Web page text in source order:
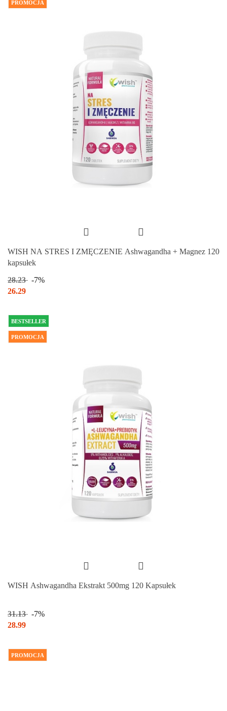
PROMOCJA
WISH NA STRES I ZMĘCZENIE Ashwagandha + Magnez 120
kapsułek
28.23
-7%
26.29
BESTSELLER
PROMOCJA
WISH Ashwagandha Ekstrakt 500mg 120 Kapsułek
31.13
-7%
28.99
PROMOCJA